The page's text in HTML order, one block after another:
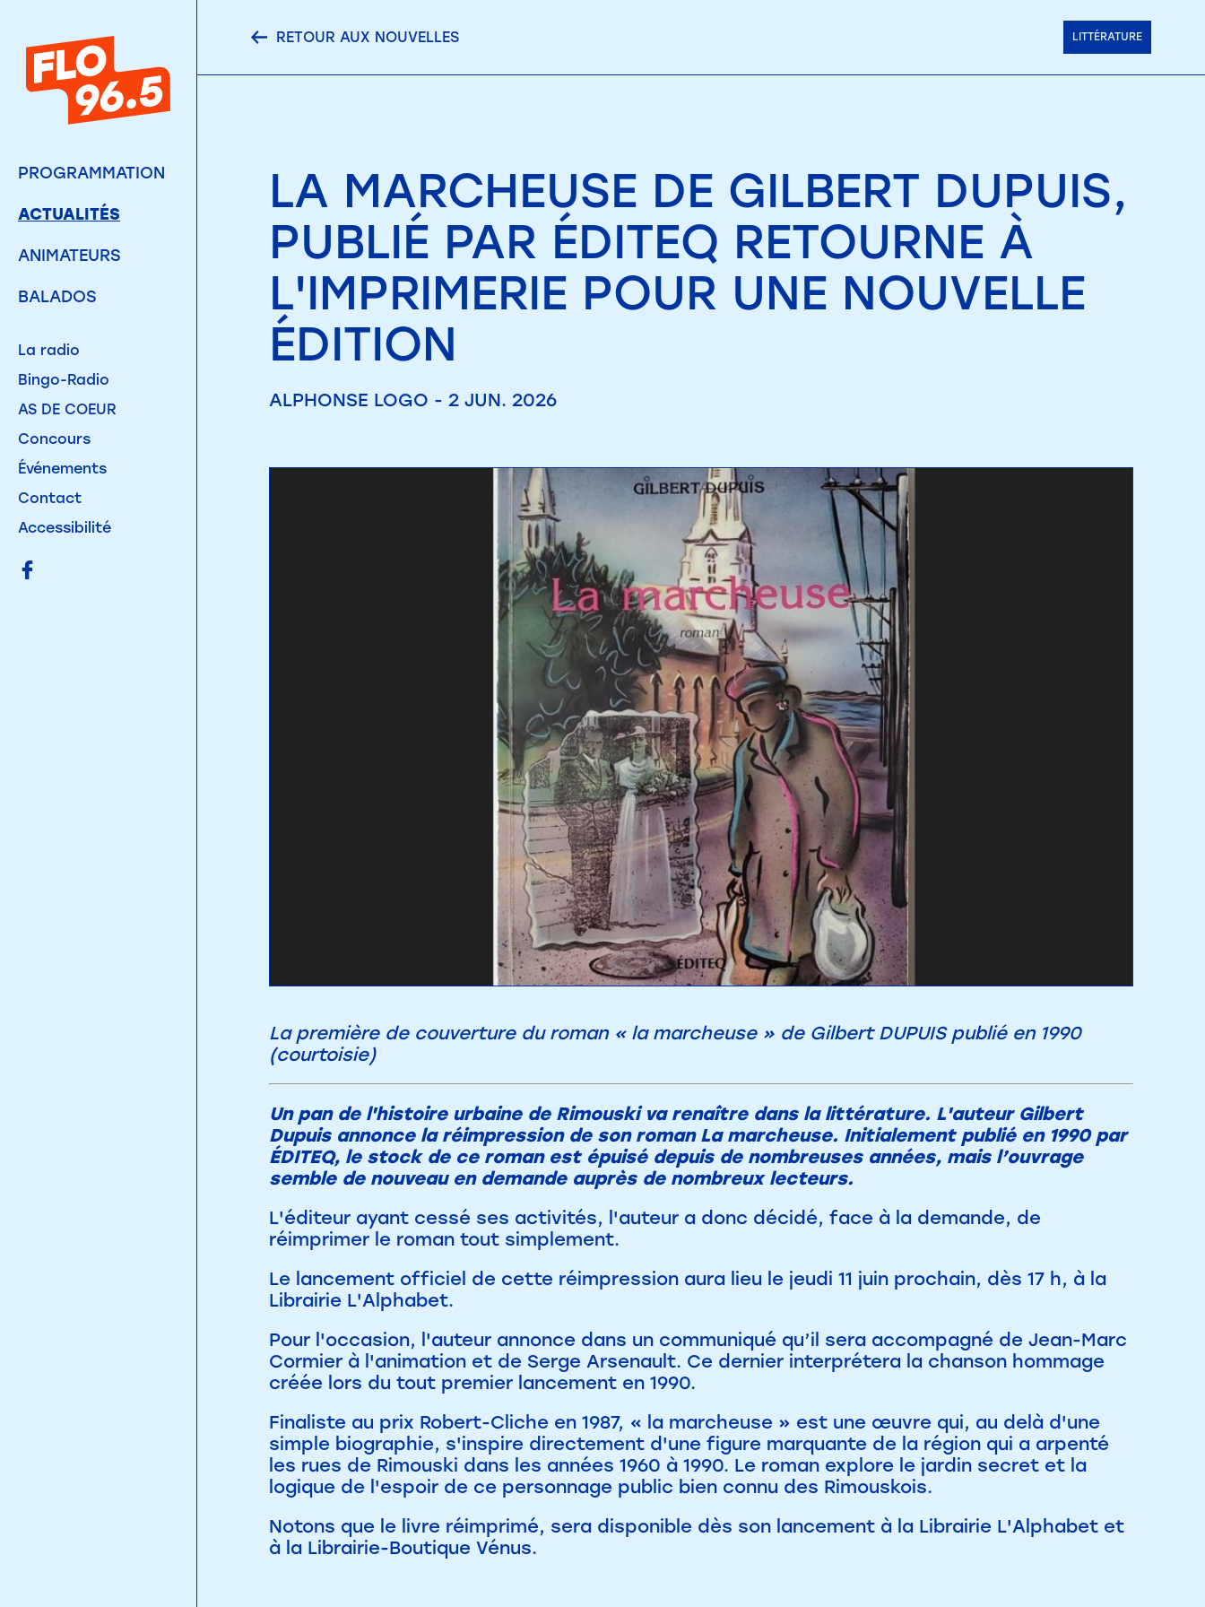
PROGRAMMATION
ACTUALITÉS
ANIMATEURS
BALADOS
La radio
Bingo-Radio
AS DE COEUR
Concours
Événements
Contact
Accessibilité
RETOUR AUX NOUVELLES LITTÉRATURE
LA MARCHEUSE DE GILBERT DUPUIS,
PUBLIÉ PAR ÉDITEQ RETOURNE À
L'IMPRIMERIE POUR UNE NOUVELLE
ÉDITION
ALPHONSE LOGO - 2 JUN. 2026
La première de couverture du roman « la marcheuse » de Gilbert DUPUIS publié en 1990
(courtoisie)
Un pan de l'histoire urbaine de Rimouski va renaître dans la littérature. L'auteur Gilbert
Dupuis annonce la réimpression de son roman La marcheuse. Initialement publié en 1990 par
ÉDITEQ, le stock de ce roman est épuisé depuis de nombreuses années, mais l’ouvrage
semble de nouveau en demande auprès de nombreux lecteurs.
L'éditeur ayant cessé ses activités, l'auteur a donc décidé, face à la demande, de
réimprimer le roman tout simplement.
Le lancement officiel de cette réimpression aura lieu le jeudi 11 juin prochain, dès 17 h, à la
Librairie L'Alphabet.
Pour l'occasion, l'auteur annonce dans un communiqué qu’il sera accompagné de Jean-Marc
Cormier à l'animation et de Serge Arsenault. Ce dernier interprétera la chanson hommage
créée lors du tout premier lancement en 1990.
Finaliste au prix Robert-Cliche en 1987, « la marcheuse » est une œuvre qui, au delà d'une
simple biographie, s'inspire directement d'une figure marquante de la région qui a arpenté
les rues de Rimouski dans les années 1960 à 1990. Le roman explore le jardin secret et la
logique de l'espoir de ce personnage public bien connu des Rimouskois.
Notons que le livre réimprimé, sera disponible dès son lancement à la Librairie L'Alphabet et
à la Librairie-Boutique Vénus.